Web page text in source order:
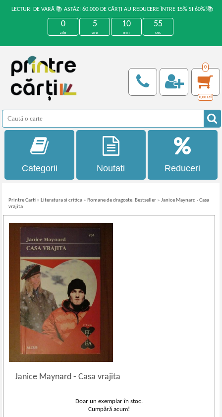
LECTURI DE VARĂ 📚 ASTĂZI 60.000 DE CĂRȚI AU REDUCERE ÎNTRE 15% ȘI 60%!📚
0
zile
5
ore
10
min
55
sec
0
0,00 Lei
Categorii Noutati Reduceri
Printre Carti » Literatura si critica » Romane de dragoste. Bestseller »Janice Maynard - Casa
vrajita
Janice Maynard- Casa vrajita
Doar un exemplar în stoc.
Cumpără acum!